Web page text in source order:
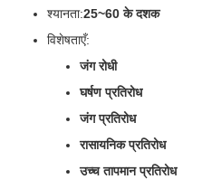
श्यानता:25~60 के दशक
विशेषताएँ:
जंग रोधी
घर्षण प्रतिरोध
जंग प्रतिरोध
रासायनिक प्रतिरोध
उच्च तापमान प्रतिरोध